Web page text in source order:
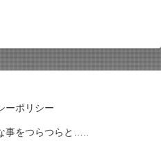
ーポリシー
事をつらつらと…..